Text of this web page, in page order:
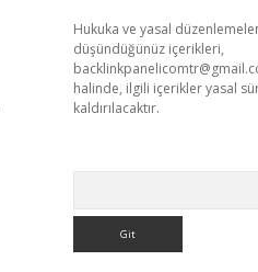
Hukuka ve yasal
düşündüğünüz içerikleri,
halinde, ilgili içerikler yasal
kaldırılacaktır.